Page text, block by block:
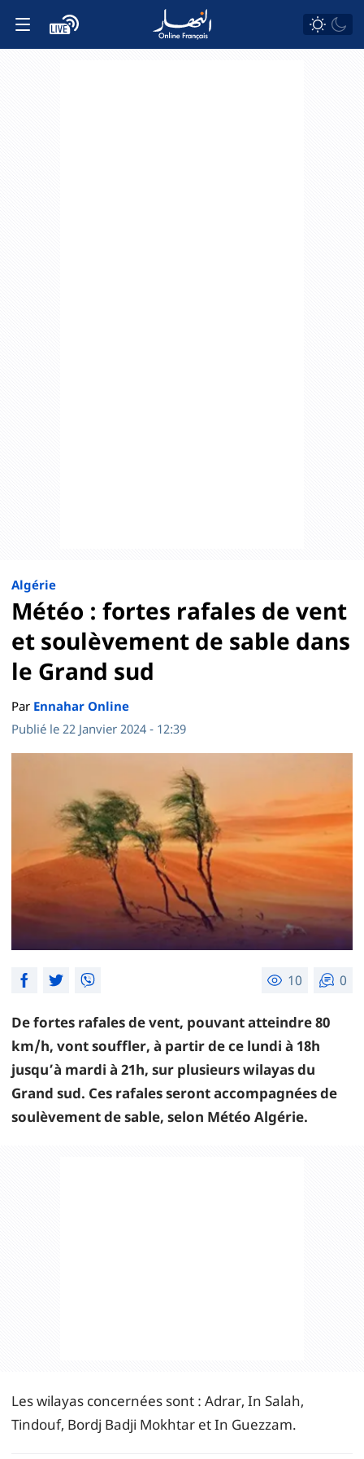
Algérie
Météo : fortes rafales de vent
et soulèvement de sable dans
le Grand sud
Par Ennahar Online
Publié le 22 Janvier 2024 - 12:39
10 0
De fortes rafales de vent, pouvant atteindre 80
km/h, vont souffler, à partir de ce lundi à 18h
jusqu’à mardi à 21h, sur plusieurs wilayas du
Grand sud. Ces rafales seront accompagnées de
soulèvement de sable, selon Météo Algérie.
Les wilayas concernées sont : Adrar, In Salah,
Tindouf, Bordj Badji Mokhtar et In Guezzam.